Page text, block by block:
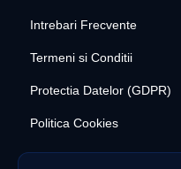
Intrebari Frecvente
Termeni si Conditii
Protectia Datelor (GDPR)
Politica Cookies